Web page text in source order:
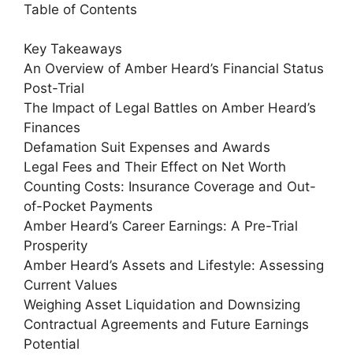
Table of Contents
Key Takeaways
An Overview of Amber Heard’s Financial Status
Post-Trial
The Impact of Legal Battles on Amber Heard’s
Finances
Defamation Suit Expenses and Awards
Legal Fees and Their Effect on Net Worth
Counting Costs: Insurance Coverage and Out-
of-Pocket Payments
Amber Heard’s Career Earnings: A Pre-Trial
Prosperity
Amber Heard’s Assets and Lifestyle: Assessing
Current Values
Weighing Asset Liquidation and Downsizing
Contractual Agreements and Future Earnings
Potential